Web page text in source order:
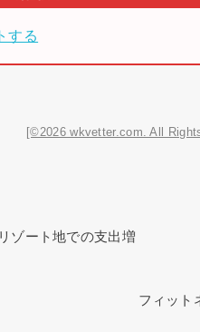
する
[©2026 wkvetter.com. All
ゾート地での支出増
フィット